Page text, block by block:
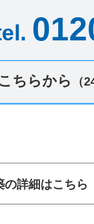
ちらから （
の詳細はこちら